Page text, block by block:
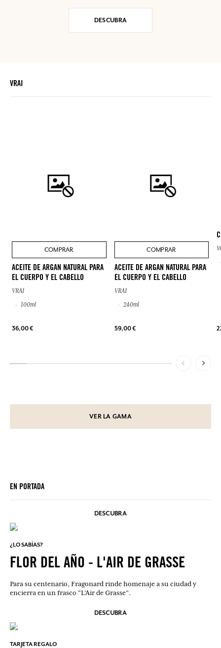
DESCUBRA
VRAI
COMPRAR
ACEITE DE ARGAN NATURAL PARA
EL CUERPO Y EL CABELLO
VRAI
100ml
36,00 €
COMPRAR
ACEITE DE ARGAN NATURAL PARA
EL CUERPO Y EL CABELLO
VRAI
240ml
59,00 €
VER LA GAMA
EN PORTADA
DESCUBRA
¿LO SABÍAS?
FLOR DEL AÑO - L'AIR DE GRASSE
Para su centenario, Fragonard rinde homenaje a su ciudad y
encierra en un frasco “L’Air de Grasse”.
DESCUBRA
TARJETA REGALO